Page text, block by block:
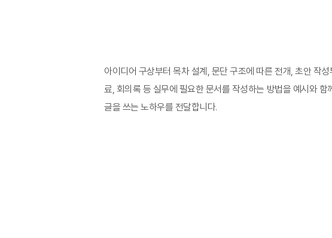
아이디어 구상부터 목차 설계, 문단 구조에 따른 전개, 초안 작
료, 회의록 등 실무에 필요한 문서를 작성하는 방법을 예시와
글을 쓰는 노하우를 전달합니다.